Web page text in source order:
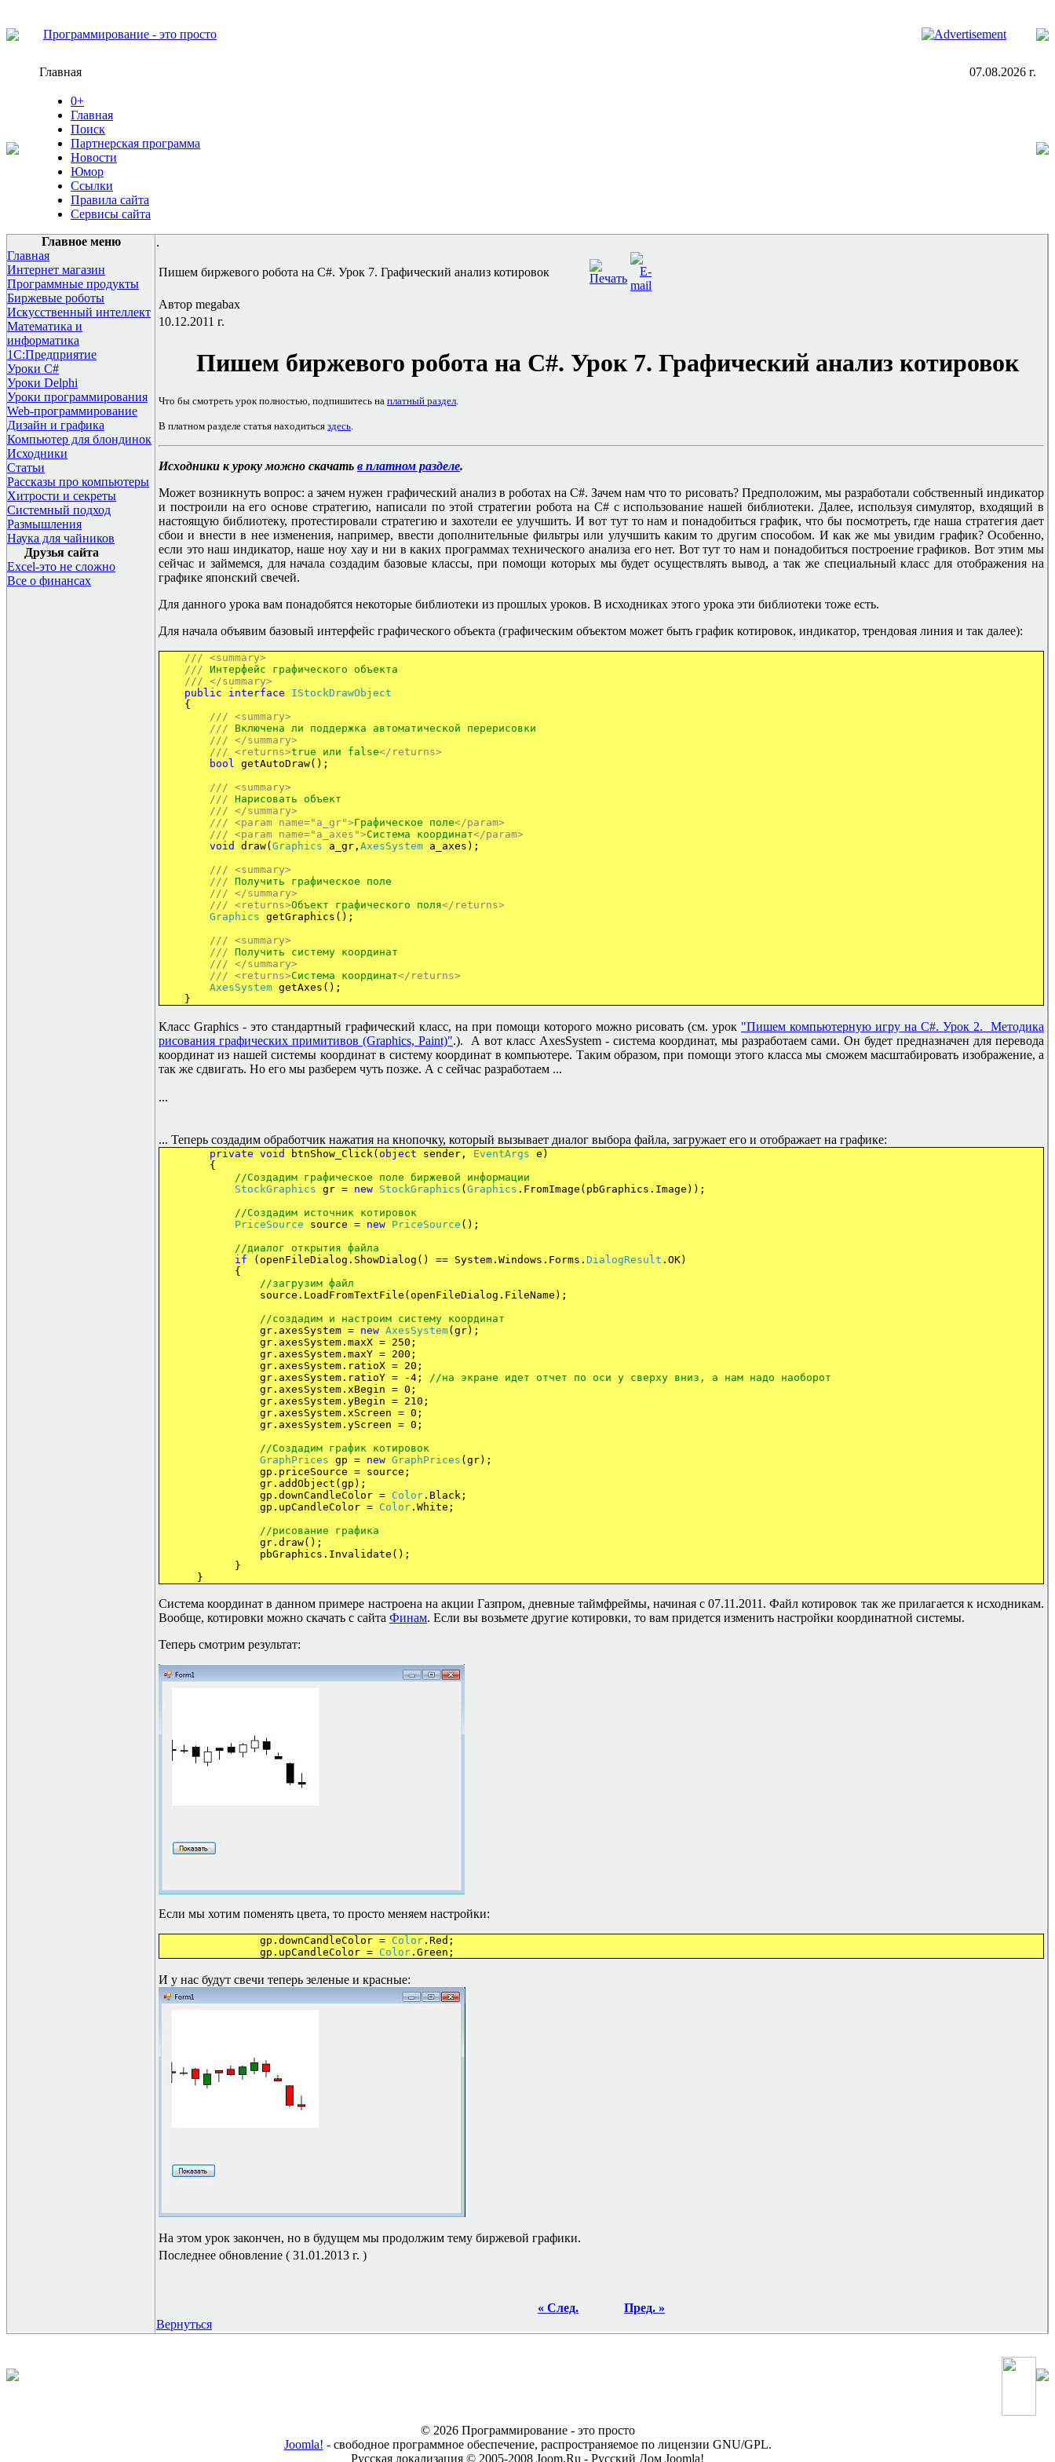
Программирование - это просто
Главная 07.08.2026 г.
0+
Главная
Поиск
Партнерская программа
Новости
Юмор
Ссылки
Правила сайта
Сервисы сайта
Главное меню
Главная
Интернет магазин
Программные продукты
Биржевые роботы
Искусственный интеллект
Математика и
информатика
1С:Предприятие
Уроки C#
Уроки Delphi
Уроки программирования
Web-программирование
Дизайн и графика
Компьютер для блондинок
Исходники
Статьи
Рассказы про компьютеры
Хитрости и секреты
Системный подход
Размышления
Наука для чайников
Друзья сайта
Excel-это не сложно
Все о финансах
.
Пишем биржевого робота на C#. Урок 7. Графический анализ котировок
Автор megabax
10.12.2011 г.
Пишем биржевого робота на C#. Урок 7. Графический анализ котировок
Что бы смотреть урок полностью, подпишитесь на платный раздел
В платном разделе статья находиться здесь
Исходники к уроку можно скачать в платном разделе.
Может возникнуть вопрос: а зачем нужен графический анализ в роботах наC#.Зачем нам что то рисовать? Предположим, мы разработали собственный индикатор
и построили на его основе стратегию, написали по этой стратегии робота на C# с использование нашей библиотеки. Далее, используя симулятор, входящий в
настоящую библиотеку, протестировали стратегию и захотели ее улучшить. И вот тут то нам и понадобиться график, что бы посмотреть, где наша стратегия дает
сбои и внести в нее изменения, например, ввести дополнительные фильтры или улучшить каким то другим способом. И как же мы увидим график? Особенно,
если это наш индикатор, наше ноу хау и ни в каких программах технического анализа его нет. Вот тут то нам и понадобиться построение графиков. Вот этим мы
сейчас и займемся, для начала создадим базовые классы, при помощи которых мы будет осуществлять вывод, а так же специальный класс для отображения на
графике японский свечей.
Для данного урока вам понадобятся некоторые библиотеки из прошлых уроков. В исходниках этого урока эти библиотеки тоже есть.
Для начала объявим базовый интерфейс графического объекта (графическим объектом может быть график котировок, индикатор, трендовая линия и так далее):
/// <summary>
/// Интерфейс графического объекта
/// </summary>
public
interface
IStockDrawObject
{
/// <summary>
/// Включена ли поддержка автоматической перерисовки
/// </summary>
/// <returns>true или false</returns>
bool
getAutoDraw();
/// <summary>
/// Нарисовать объект
/// </summary>
/// <param name="a_gr">Графическое поле</param>
/// <param name="a_axes">Система координат</param>
void
draw( Graphics a_gr, AxesSystem a_axes);
/// <summary>
/// Получить графическое поле
/// </summary>
/// <returns>Объект графического поля</returns>
Graphics getGraphics();
/// <summary>
/// Получить систему координат
/// </summary>
/// <returns>Система координат</returns>
AxesSystem getAxes();
}
Класс Graphics - это стандартный графический класс, на при помощи которого можно рисовать (см. урок "Пишем компьютерную игру на C#. Урок 2. Методика
рисования графических примитивов (Graphics, Paint)".). А вот класс AxesSystem - система координат, мы разработаем сами. Он будет предназначен для перевода
координат из нашей системы координат в систему координат в компьютере. Таким образом, при помощи этого класса мы сможем масштабировать изображение, а
так же сдвигать. Но его мы разберем чуть позже. А с сейчас разработаем ...
...
... Теперь создадим обработчик нажатия на кнопочку, который вызывает диалог выбора файла, загружает его и отображает на графике:
private void btnShow_Click( object sender, EventArgs e)
{
//Создадим графическое поле биржевой
информации
StockGraphics gr = new StockGraphics ( Graphics .FromImage(pbGraphics.Image));
//Создадим источник
котировок
PriceSource source = new PriceSource ();
//диалог открытия файла
if (openFileDialog.ShowDialog() == System.Windows.Forms. DialogResult .OK)
{
//загрузим файл
source.LoadFromTextFile(openFileDialog.FileName);
//создадим и настроим систему координат
gr.axesSystem = new AxesSystem(gr);
gr.axesSystem.maxX = 250;
gr.axesSystem.maxY = 200;
gr.axesSystem.ratioX = 20;
gr.axesSystem.ratioY = -4;
//на экране идет отчет по оси y сверху вниз, а нам надо наоборот
gr.axesSystem.xBegin = 0;
gr.axesSystem. уBegin = 210;
gr.axesSystem.xScreen = 0;
gr.axesSystem.yScreen = 0;
//Создадим график
котировок
GraphPrices gp = new GraphPrices (gr);
gp.priceSource = source;
gr.addObject(gp);
gp.downCandleColor = Color .Black;
gp.upCandleColor = Color .White;
//рисование
графика
gr.draw();
pbGraphics.Invalidate();
}
}
Система координат в данном примере настроена на акции Газпром, дневные таймфреймы, начиная с 07.11.2011. Файл котировок так же прилагается к исходникам.
Вообще, котировки можно скачать с сайта Финам. Если вы возьмете другие котировки, то вам придется изменить настройки координатной системы.
Теперь смотрим результат:
Если мы хотим поменять цвета, то просто меняем настройки:
gp.downCandleColor = Color .Red;
gp.upCandleColor = Color .Green;
И у нас будут свечи теперь зеленые и красные:
На этом урок закончен, но в будущем мы продолжим тему биржевой графики.
Последнее обновление ( 31.01.2013 г. )
« След.
Пред. »
Вернуться
© 2026 Программирование - это просто
Joomla! - свободное программное обеспечение, распространяемое по лицензии GNU/GPL.
Русская локализация © 2005-2008 Joom.Ru - Русский Дом Joomla!